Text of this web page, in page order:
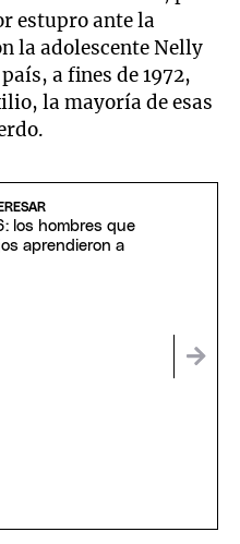
estupro ante la
la adolescente Nelly
a fines de 1972,
la mayoría de esas
los hombres que
aprendieron a